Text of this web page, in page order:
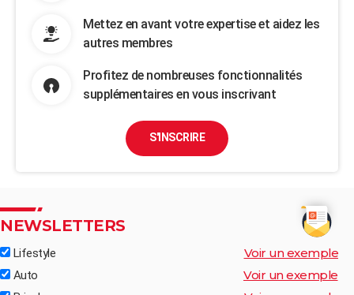
Mettez en avant votre expertise et aidez les
autres membres
Profitez de nombreuses fonctionnalités
supplémentaires en vous inscrivant
S'INSCRIRE
NEWSLETTERS
Lifestyle Voir un exemple
Auto Voir un exemple